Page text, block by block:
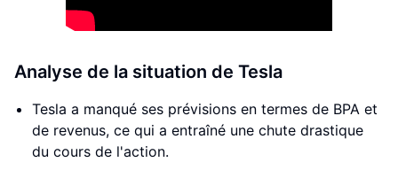
Analyse de la situation de Tesla
Tesla a manqué ses prévisions en termes de BPA et
de revenus, ce qui a entraîné une chute drastique
du cours de l'action.